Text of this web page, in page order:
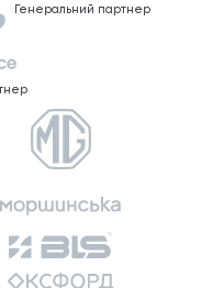
Генеральний партнер